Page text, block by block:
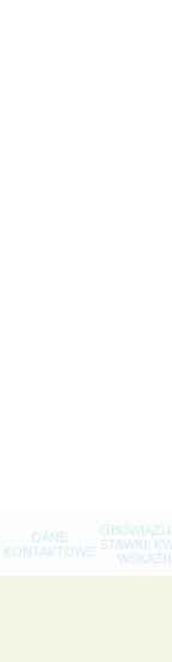
DANE
KONTAKTOWE STAWKI,